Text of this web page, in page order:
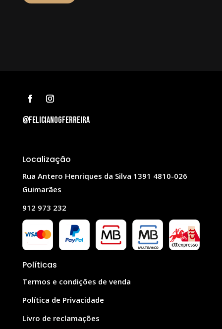
@felicianogferreira
Localização
Rua Antero Henriques da Silva 1391 4810-026
Guimarães
912 973 232
Políticas
Termos e condições de venda
Política de Privacidade
Livro de reclamações